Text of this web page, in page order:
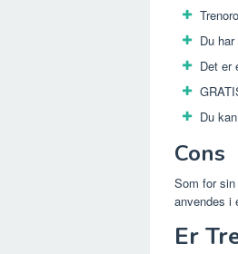
Du
Det er
Du
Cons
Som for
anvendes i
Er